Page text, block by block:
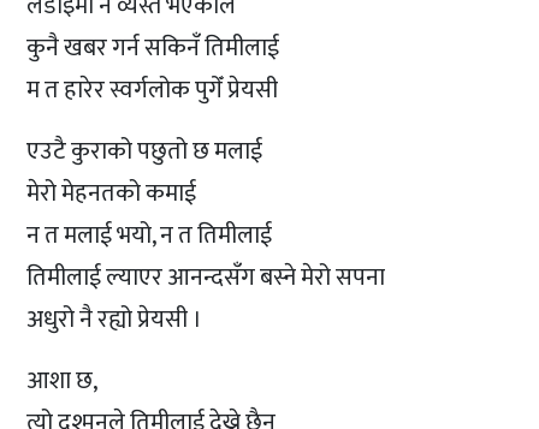
कुनै खबर गर्न सकिनँ तिमीलाई
म त हारेर स्वर्गलोक पुगेँ प्रेयसी
एउटै कुराको पछुतो छ मलाई
मेरो मेहनतको कमाई
न त मलाई भयो, न त तिमीलाई
तिमीलाई ल्याएर आनन्दसँग बस्ने मेरो सपना
अधुरो नै रह्यो प्रेयसी ।
आशा छ,